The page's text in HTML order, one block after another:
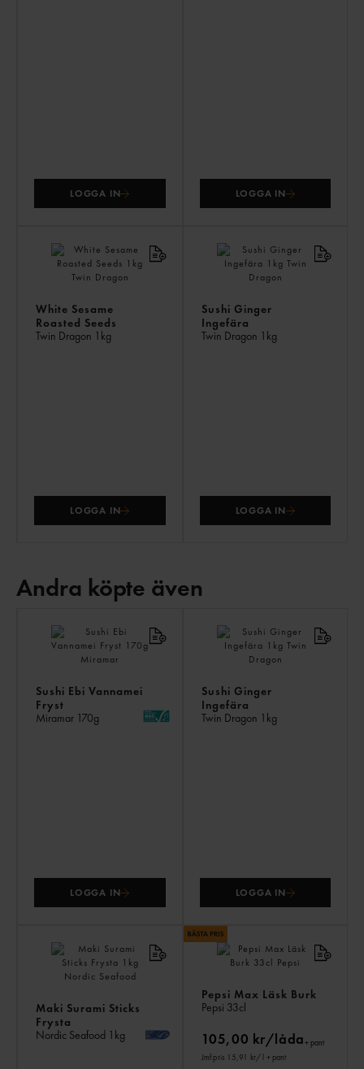
LOGGA IN LOGGA IN
White Sesame
Roasted Seeds
Twin Dragon 1kg
LOGGA IN
Sushi Ginger
Ingefära
Twin Dragon 1kg
LOGGA IN
Andra köpte även
Sushi Ebi Vannamei
Fryst
Miramar 170g
LOGGA IN
Sushi Ginger
Ingefära
Twin Dragon 1kg
LOGGA IN
Maki Surami Sticks
Frysta
Nordic Seafood 1kg
Pepsi Max Läsk Burk
Pepsi 33cl
105,00 kr/låda+ pant
Jmf.pris 15,91 kr/ l + pant